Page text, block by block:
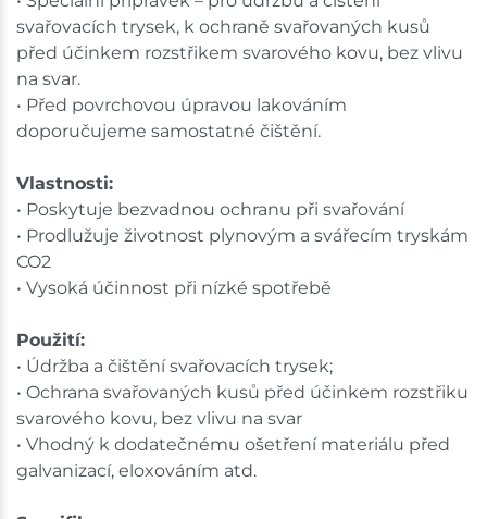
Skladové množství na prodejnách je pouze orientační.
Ceny na prodejnách se mohou lišit od cen na e-
shopu.
svařovacích trysek, k ochraně svařovaných kusů
před účinkem rozstřikem svarového kovu, bez vlivu
na svar.
• Před povrchovou úpravou lakováním
doporučujeme samostatné čištění.
Vlastnosti:
• Poskytuje bezvadnou ochranu při svařování
• Prodlužuje životnost plynovým a svářecím tryskám
CO2
• Vysoká účinnost při nízké spotřebě
Použití:
• Údržba a čištění svařovacích trysek;
• Ochrana svařovaných kusů před účinkem rozstřiku
svarového kovu, bez vlivu na svar
• Vhodný k dodatečnému ošetření materiálu před
galvanizací, eloxováním atd.